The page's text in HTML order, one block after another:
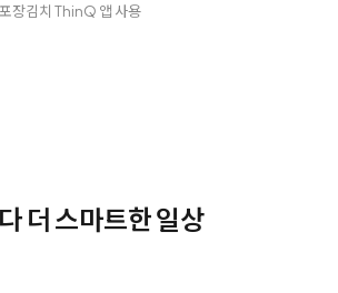
장김치 ThinQ 앱 사용
더 스마트한 일상